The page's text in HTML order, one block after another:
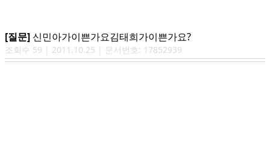
[질문] 신민아가이쁜가요김태희가이쁜가요?
조회수 59 | 2011.10.25 | 문서번호: 17852939